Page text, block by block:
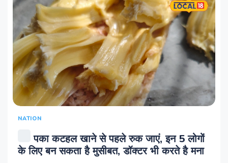
NATION
पका कटहल खाने से पहले रुक जाएं, इन 5 लोगों
के लिए बन सकता है मुसीबत, डॉक्टर भी करते है मना